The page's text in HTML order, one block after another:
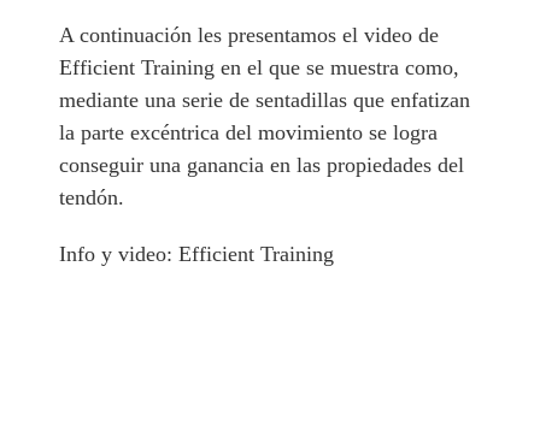
A continuación les presentamos el video de
Efficient Training en el que se muestra como,
mediante una serie de sentadillas que enfatizan
la parte excéntrica del movimiento se logra
conseguir una ganancia en las propiedades del
tendón.
Info y video: Efficient Training